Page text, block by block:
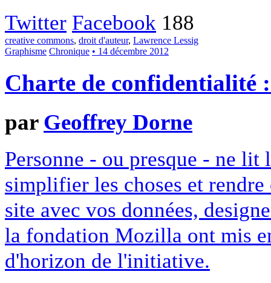
Twitter Facebook 188
creative commons, droit d'auteur, Lawrence Lessig
Graphisme Chronique • 14 décembre 2012
Charte de confidentialité
par Geoffrey Dorne
Personne - ou presque - ne
simplifier les choses et
site avec vos données,
la fondation Mozilla ont mis
d'horizon de l'initiative.